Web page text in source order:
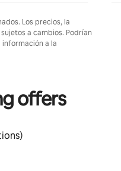
Los precios, la
a cambios. Podrían
información a la
offers